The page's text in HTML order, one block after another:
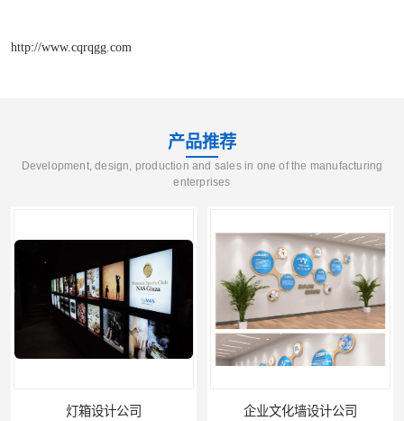
http://www.cqrqgg.com
产品推荐
Development, design, production and sales in one of the manufacturing
enterprises
灯箱设计公司 企业文化墙设计公司